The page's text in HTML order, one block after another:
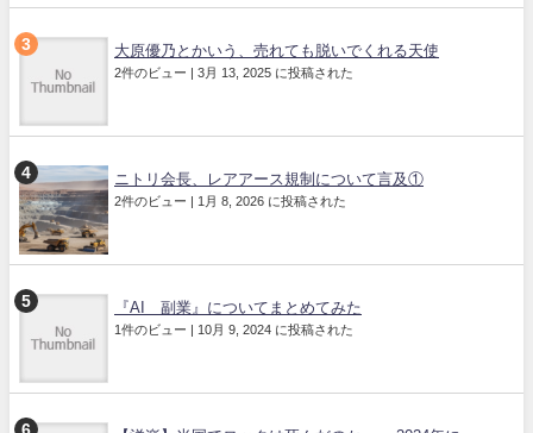
大原優乃とかいう、売れても脱いでくれる天使
2件のビュー | 3月 13, 2025 に投稿された
ニトリ会長、レアアース規制について言及①
2件のビュー | 1月 8, 2026 に投稿された
『AI 副業』についてまとめてみた
1件のビュー | 10月 9, 2024 に投稿された